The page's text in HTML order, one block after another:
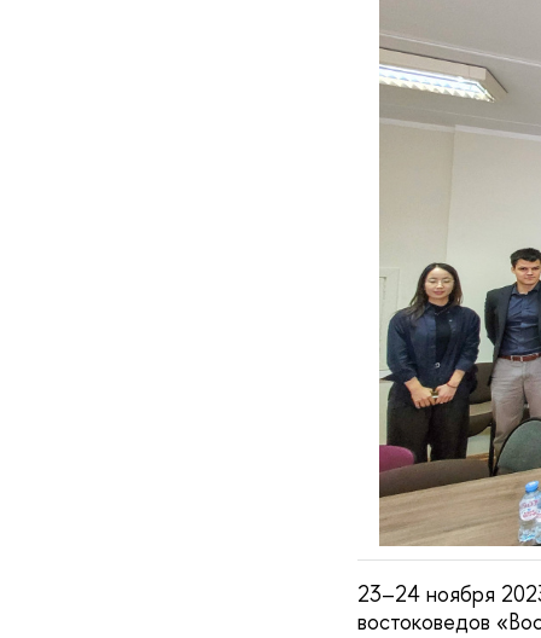
23–24 ноября
востоковедов